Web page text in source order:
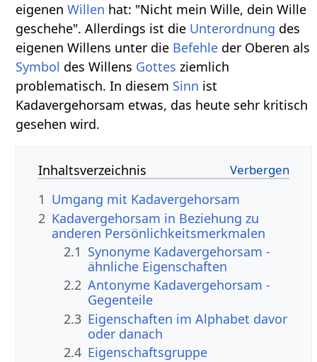
eigenenWillen hat: "Nicht mein Wille, dein Wille
geschehe". Allerdings ist die Unterordnung des
eigenen Willens unter die Befehle der Oberen als
Symbol des Willens Gottes ziemlich
problematisch. In diesem Sinn ist
Kadavergehorsam etwas, das heute sehr kritisch
gesehen wird.
Inhaltsverzeichnis
1 Umgang mit Kadavergehorsam
2 Kadavergehorsam in Beziehung zu
anderen Persönlichkeitsmerkmalen
2.1 Synonyme Kadavergehorsam -
ähnliche Eigenschaften
2.2 Antonyme Kadavergehorsam -
Gegenteile
2.3 Eigenschaften im Alphabet davor
oder danach
2.4 Eigenschaftsgruppe